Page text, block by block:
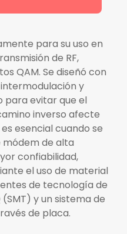
para su uso en
de RF,
QAM. Se diseñó con
y
para evitar que el
inverso afecte
esencial cuando se
módem de alta
confiabilidad,
el uso de material
de tecnología de
y un sistema de
de placa.